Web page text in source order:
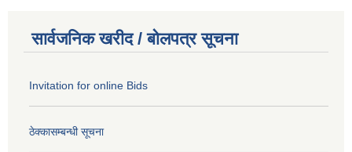
सार्वजनिक खरीद / बोलपत्र सूचना
Invitation for online Bids
ठेक्कासम्बन्धी सूचना